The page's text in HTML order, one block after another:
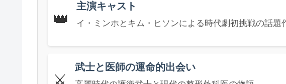
👑
主演キャスト
イ・ミンホとキム・ヒソンによる時代劇初挑戦の話題
⚔️
武士と医師の運命的出会い